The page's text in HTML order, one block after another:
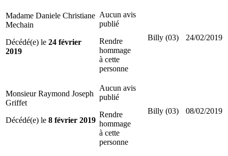
Madame Daniele Christiane
Mechain
Décédé(e) le 24 février
2019
Aucun avis
publié
Rendre
hommage
à cette
personne
Billy (03) 24/02/2019
Monsieur Raymond Joseph
Griffet
Décédé(e) le 8 février 2019
Aucun avis
publié
Rendre
hommage
à cette
personne
Billy (03) 08/02/2019